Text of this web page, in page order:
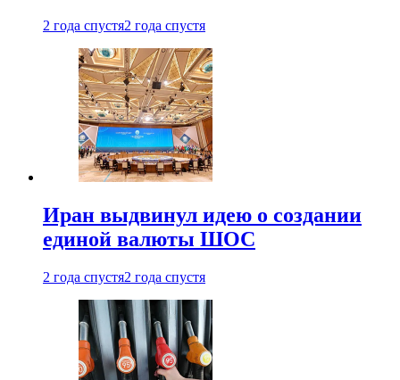
2 года спустя2 года спустя
Иран выдвинул идею о создании
единой валюты ШОС
2 года спустя2 года спустя